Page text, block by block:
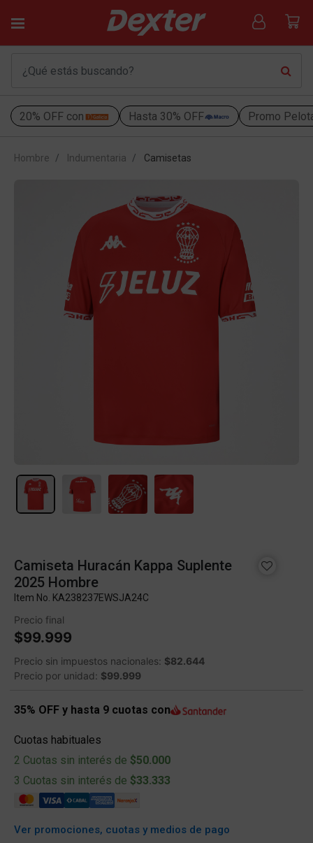
20% OFF con Hasta 30% OFF Promo
Hombre Indumentaria Camisetas
Camiseta Huracán Kappa Suplente
2025 Hombre
Item No. KA238237EWSJA24C
Precio final
$99.999
Precio sin impuestos nacionales: $82.644
Precio por unidad: $99.999
35% OFF y hasta 9 cuotas con
Cuotas habituales
2 Cuotas sin interés de $50.000
3 Cuotas sin interés de $33.333
Ver promociones, cuotas y medios de pago